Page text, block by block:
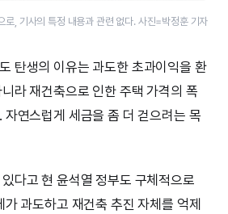
로, 기사의 특정 내용과 관련 없다. 사진=박정훈 기자
탄생의 이유는 과도한 초과이익을 환
라 재건축으로 인한 주택 가격의 폭
자연스럽게 세금을 좀 더 걷으려는 목
다고 현 윤석열 정부도 구체적으로
가 과도하고 재건축 추진 자체를 억제